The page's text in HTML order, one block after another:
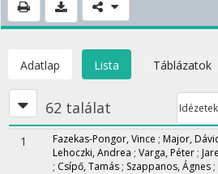
Adatlap Lista Táblázatok
62 találat
1 Fazekas-Pongor, Vince ; Major,
Lehoczki, Andrea ; Varga, Péter ;
; Csípő, Tamás ; Szappanos, Ágnes ;